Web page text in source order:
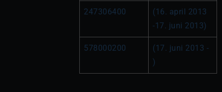
247306400
(16. april 2013
-17. juni 2013)
578000200
(17. juni 2013 -
)